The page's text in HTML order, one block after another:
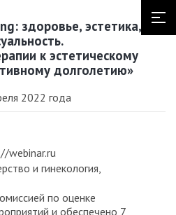
здоровье, эстетика,
к эстетическому
долголетию»
2022 года
webinar.ru
и гинекология,
по оценке
и обеспечено 7